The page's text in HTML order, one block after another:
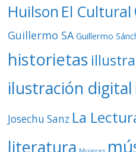
Huilson El Cultural
Guillermo SA Guillermo
historietas
ilustración digital
Josechu Sanz La
literatura